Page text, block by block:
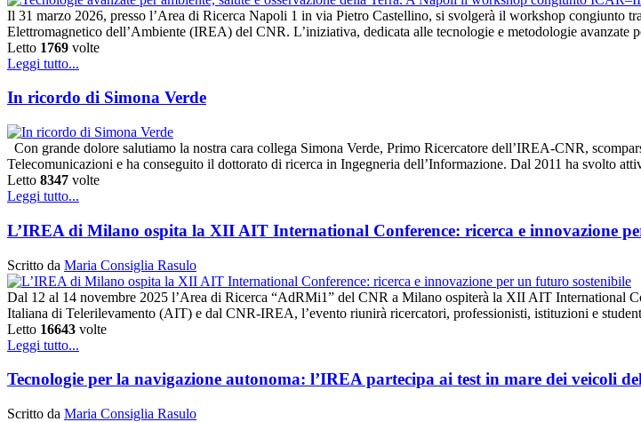
Il 31 marzo 2026, presso l’Area di Ricerca Napoli 1 in via Pietro Castellino, si svolgerà il workshop congiunto
Elettromagnetico dell’Ambiente (IREA) del CNR. L’iniziativa, dedicata alle tecnologie e metodologie
Letto 1769 volte
Leggi tutto...
In ricordo di Simona Verde
Con grande dolore salutiamo la nostra cara collega Simona Verde, Primo Ricercatore dell’IREA-CNR,
Telecomunicazioni e ha conseguito il dottorato di ricerca in Ingegneria dell’Informazione. Dal 2011 ha svolto
Letto 8347 volte
Leggi tutto...
L’IREA di Milano ospita la XII AIT International Conference: ricerca e innovazione
Scritto da Maria Consiglia Rasulo
Dal 12 al 14 novembre 2025 l’Area di Ricerca “AdRMi1” del CNR a Milano ospiterà la XII AIT International
Italiana di Telerilevamento (AIT) e dal CNR-IREA, l’evento riunirà ricercatori, professionisti, istituzioni e
Letto 16643 volte
Leggi tutto...
Tecnologie per la navigazione autonoma: l’IREA partecipa ai test in mare dei veicoli
Scritto da Maria Consiglia Rasulo